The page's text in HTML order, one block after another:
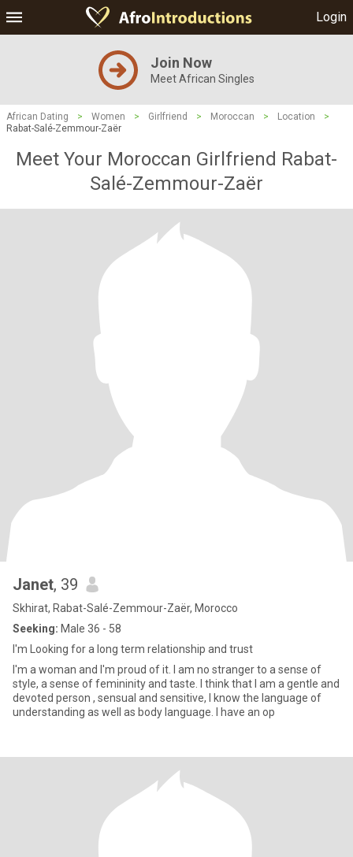
Login
Join Now
Meet African Singles
African Dating > Women > Girlfriend > Moroccan > Location
>
Rabat-Salé-Zemmour-Zaër
Meet Your Moroccan Girlfriend Rabat-
Salé-Zemmour-Zaër
Janet, 39
Skhirat, Rabat-Salé-Zemmour-Zaër, Morocco
Seeking: Male 36 - 58
I'm Looking for a long term relationship and trust
I'm a woman and I'm proud of it. I am no stranger to a sense of
style, a sense of femininity and taste. I think that I am a gentle and
devoted person , sensual and sensitive, I know the language of
understanding as well as body language. I have an op